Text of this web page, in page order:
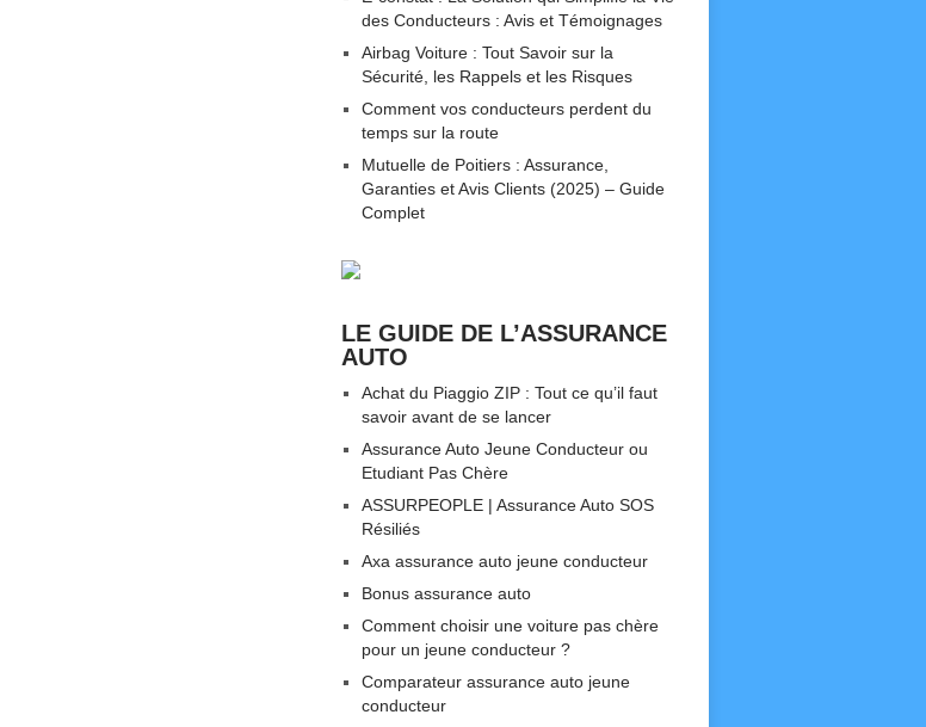
des Conducteurs : Avis et Témoignages
Airbag Voiture : Tout Savoir sur la
Sécurité, les Rappels et les Risques
Comment vos conducteurs perdent du
temps sur la route
Mutuelle de Poitiers : Assurance,
Garanties et Avis Clients (2025) – Guide
Complet
LE GUIDE DE L’ASSURANCE
AUTO
Achat du Piaggio ZIP : Tout ce qu’il faut
savoir avant de se lancer
Assurance Auto Jeune Conducteur ou
Etudiant Pas Chère
ASSURPEOPLE | Assurance Auto SOS
Résiliés
Axa assurance auto jeune conducteur
Bonus assurance auto
Comment choisir une voiture pas chère
pour un jeune conducteur ?
Comparateur assurance auto jeune
conducteur